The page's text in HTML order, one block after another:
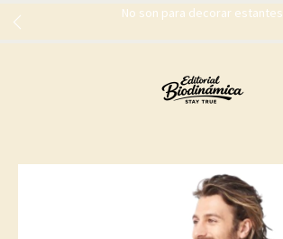
No son para decorar estantes